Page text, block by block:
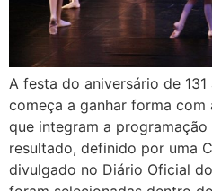
A festa do aniversário de
começa a ganhar forma
que integram a
resultado, definido por uma
divulgado no Diário Oficial